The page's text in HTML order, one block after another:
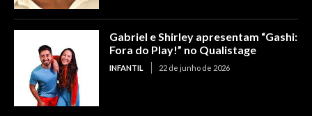
Gabriel e Shirley apresentam “Gashi:
Fora do Play!” no Qualistage
INFANTIL 22 de junho de 2026